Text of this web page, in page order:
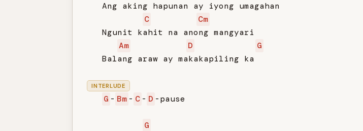
   Ang aking hapunan ay iyong umagahan
C
Cm
   Ngunit kahit na anong mangyari
Am
D
G
   Balang araw ay makakapiling ka
INTERLUDE
G - Bm - C - D -pause
G